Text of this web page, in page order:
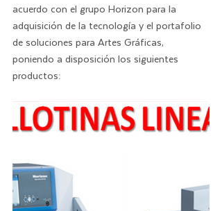
acuerdo con el grupo Horizon para la
adquisición de la tecnología y el portafolio
de soluciones para Artes Gráficas,
poniendo a disposición los siguientes
productos: